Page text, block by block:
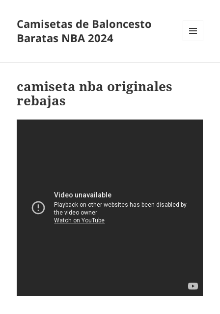
Camisetas de Baloncesto
Baratas NBA 2024
camiseta nba originales
rebajas